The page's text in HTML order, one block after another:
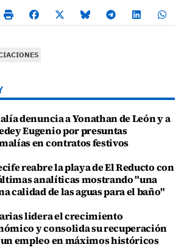
denuncia a Yonathan de León y a
Eugenio por presuntas
en contratos festivos
reabre la playa de El Reducto con
analíticas mostrando "una
calidad de las aguas para el baño"
lidera el crecimiento
y consolida su recuperación
empleo en máximos históricos